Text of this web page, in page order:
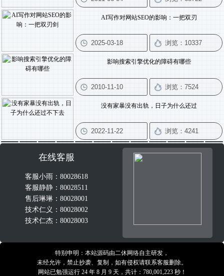
AI写作对网站SEO的影响：一把双刃
影响搜索引擎优化的障碍有哪些
没有家暴没有出轨，日子为什么还过
在线客服
客服小雨：80028618
客服静静：80028511
售后琳琳：80028001
技术仁义：80028002
技术仁杰：80028003
特别申明：本站源码由二休网络自主研发，
未经允许，禁止抄袭、复制，如有侵权请联系客服删除。
网站已勉强运行 24 年 8 月 9 天，共计：780,001,223 秒！